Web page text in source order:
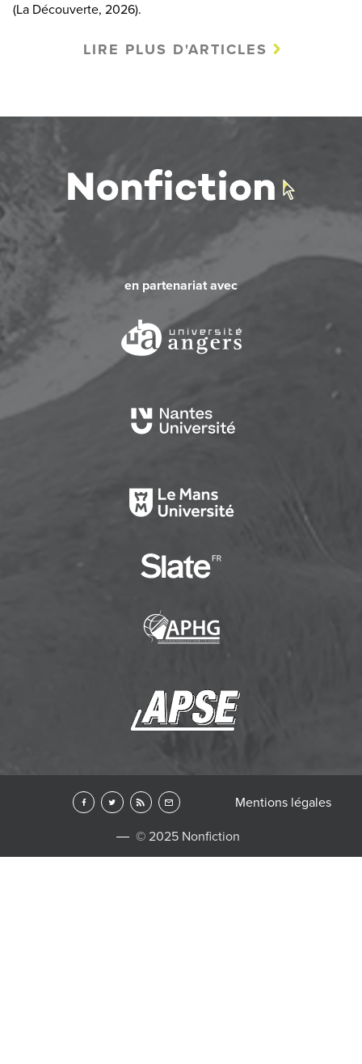
(La Découverte, 2026).
LIRE PLUS D'ARTICLES
en partenariat avec
© 2025 Nonfiction
Mentions légales